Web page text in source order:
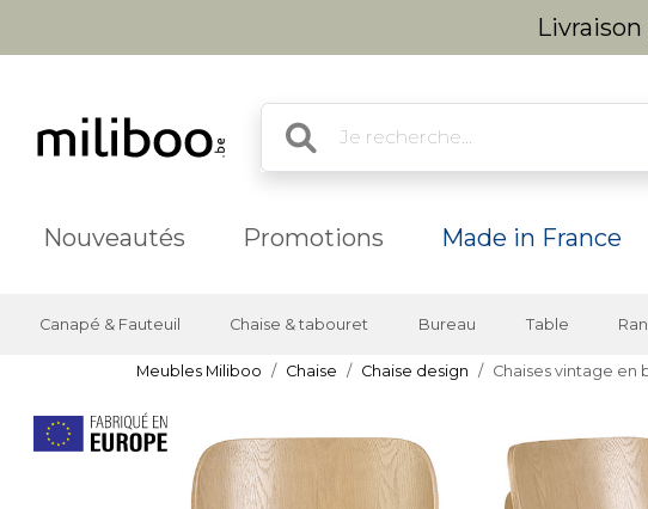
Nouveautés Promotions Made in France
Canapé & Fauteuil Chaise & tabouret Bureau Table
Meubles Miliboo Chaise Chaise design Chaises vintage en